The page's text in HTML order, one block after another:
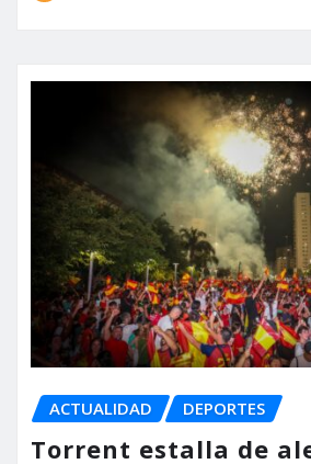
ACTUALIDAD DEPORTES
Torrent estalla de